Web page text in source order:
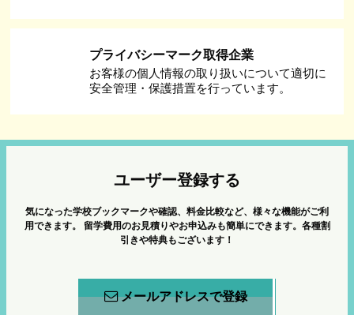
プライバシーマーク取得企業
お客様の個人情報の取り扱いについて適切に
安全管理・保護措置を行っています。
ユーザー登録する
気になった学校ブックマークや確認、料金比較など、様々な機能がご利
用できます。
留学費用のお見積りやお申込みも簡単にできます。各種割
引きや特典もございます！
メールアドレスで登録